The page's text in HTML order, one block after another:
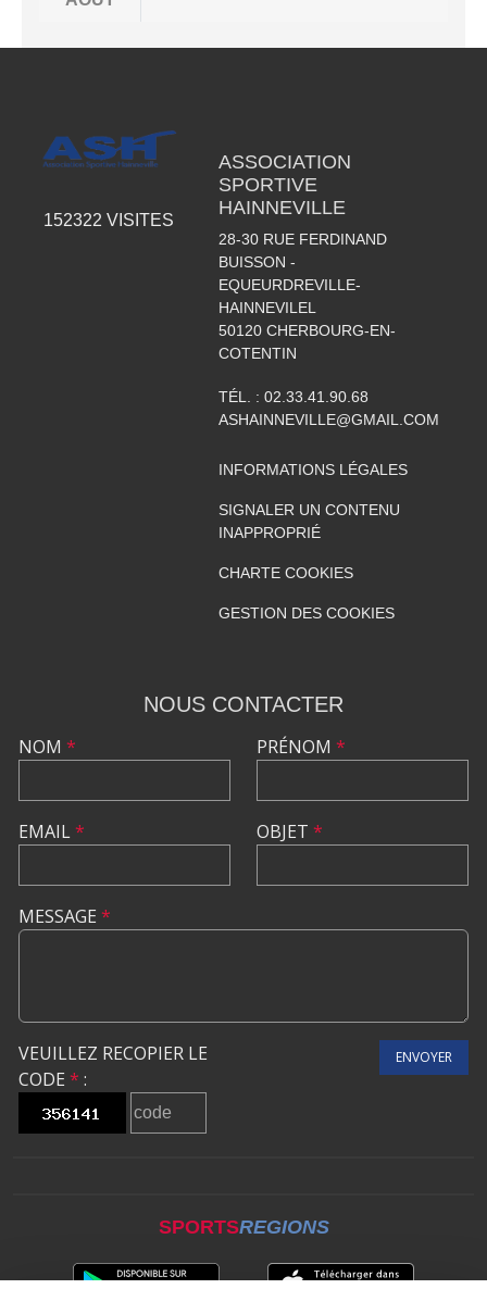
152322 VISITES
ASSOCIATION
SPORTIVE
HAINNEVILLE
28-30 RUE FERDINAND
BUISSON -
EQUEURDREVILLE-
HAINNEVILEL
50120 CHERBOURG-EN-
COTENTIN
TÉL. : 02.33.41.90.68
ASHAINNEVILLE@GMAIL.COM
INFORMATIONS LÉGALES
SIGNALER UN CONTENU
INAPPROPRIÉ
CHARTE COOKIES
GESTION DES COOKIES
NOUS CONTACTER
NOM *
EMAIL*
PRÉNOM *
OBJET *
MESSAGE *
VEUILLEZ RECOPIER LE
CODE * :
ENVOYER
SPORTSREGIONS